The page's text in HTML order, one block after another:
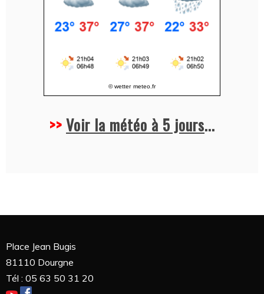
© wetter meteo.fr
>>Voir la météo à 5 jours...
Place Jean Bugis
81110 Dourgne
Tél : 05 63 50 31 20